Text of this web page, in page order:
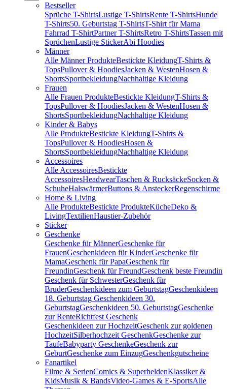
Bestseller
Sprüche T-ShirtsLustige T-ShirtsRente T-ShirtsHunde
T-Shirts50. Geburtstag T-ShirtsT-Shirt für Mama
Fahrrad T-ShirtPartner T-ShirtsRetro T-ShirtsTassen mit
SprüchenLustige StickerAbi Hoodies
Männer
Alle Männer ProdukteBestickte KleidungT-Shirts &
TopsPullover & HoodiesJacken & WestenHosen &
ShortsSportbekleidungNachhaltige Kleidung
Frauen
Alle Frauen ProdukteBestickte KleidungT-Shirts &
TopsPullover & HoodiesJacken & WestenHosen &
ShortsSportbekleidungNachhaltige Kleidung
Kinder & Babys
Alle ProdukteBestickte KleidungT-Shirts &
TopsPullover & HoodiesHosen &
ShortsSportbekleidungNachhaltige Kleidung
Accessoires
Alle AccessoiresBestickte
AccessoiresHeadwearTaschen & RucksäckeSocken &
SchuheHalswärmerButtons & AnsteckerRegenschirme
Home & Living
Alle ProdukteBestickte ProdukteKücheDeko &
LivingTextilienHaustier-Zubehör
Sticker
Geschenke
Geschenke für MännerGeschenke für
FrauenGeschenkideen für KinderGeschenke für
MamaGeschenk für PapaGeschenk für
FreundinGeschenk für FreundGeschenk beste Freundin
Geschenk für SchwesterGeschenk für
BruderGeschenkideen zum GeburtstagGeschenkideen
18. Geburtstag Geschenkideen 30.
GeburtstagGeschenkideen 50. GeburtstagGeschenke
zur RenteRichtfest Geschenk
Geschenkideen zur HochzeitGeschenk zur goldenen
HochzeitSilberhochzeit GeschenkGeschenke zur
TaufeBabyparty GeschenkeGeschenk zur
GeburtGeschenke zum EinzugGeschenkgutscheine
Fanartikel
Filme & SerienComics & SuperheldenKlassiker &
KidsMusik & BandsVideo-Games & E-SportsAlle